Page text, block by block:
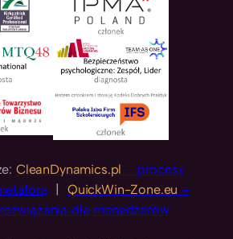
CleanDynamics.pl – procesy
QuickWin-Zone.eu –
dla menedżerów